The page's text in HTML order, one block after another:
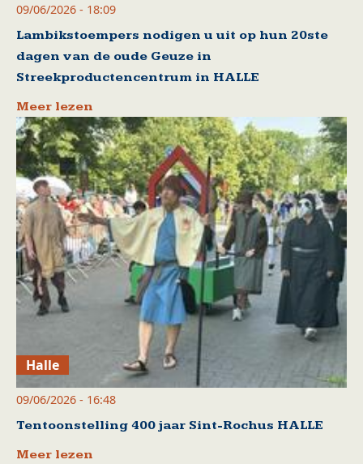
09/06/2026 - 18:09
Lambikstoempers nodigen u uit op hun 20ste
dagen van de oude Geuze in
Streekproductencentrum in HALLE
Meer lezen
Halle
09/06/2026 - 16:48
Tentoonstelling 400 jaar Sint-Rochus HALLE
Meer lezen